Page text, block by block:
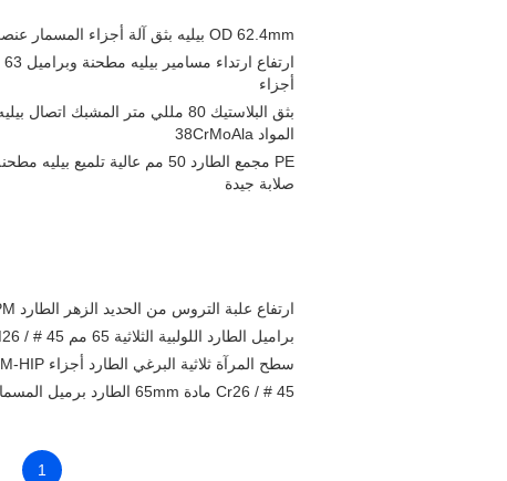
OD 62.4mm بيليه بثق آلة أجزاء المسمار عنصر عالية الذاتي التنظيف قدرة تغذية أجزاء مطحنة
أجزاء
المواد 38CrMoAla
صلابة جيدة
ارتفاع علبة التروس من الحديد الزهر الطارد RPM لثلاثة برغي آلة الطارد
براميل الطارد اللولبية الثلاثية 65 مم 45 # / SAM26 مادة عالية مقاومة التآكل
سطح المرآة ثلاثية البرغي الطارد أجزاء PM-HIP مادة عالية الصلابة
45 # / Cr26 مادة 65mm الطارد برميل المسمار مع 52mm مركز المسافة
1